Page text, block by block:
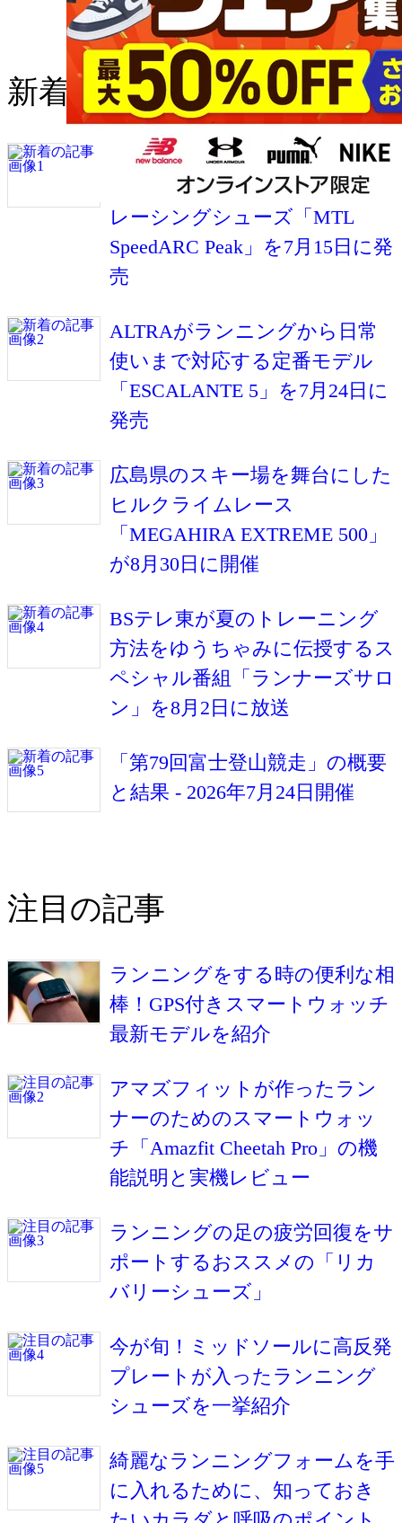
新着の記事
メレルがトップレベルのトレ
イルランナーとの共同開発した
レーシングシューズ「MTL
SpeedARC Peak」を7月15日に発
売
ALTRAがランニングから日常
使いまで対応する定番モデル
「ESCALANTE 5」を7月24日に
発売
広島県のスキー場を舞台にした
ヒルクライムレース
「MEGAHIRA EXTREME 500」
が8月30日に開催
BSテレ東が夏のトレーニング
方法をゆうちゃみに伝授するス
ペシャル番組「ランナーズサロ
ン」を8月2日に放送
「第79回富士登山競走」の概要
と結果 - 2026年7月24日開催
注目の記事
ランニングをする時の便利な相
棒！GPS付きスマートウォッチ
最新モデルを紹介
アマズフィットが作ったラン
ナーのためのスマートウォッ
チ「Amazfit Cheetah Pro」の機
能説明と実機レビュー
ランニングの足の疲労回復をサ
ポートするおススメの「リカ
バリーシューズ」
今が旬！ミッドソールに高反発
プレートが入ったランニング
シューズを一挙紹介
綺麗なランニングフォームを手
に入れるために、知っておき